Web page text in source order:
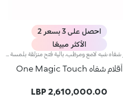
احصل على 3 بسعر 2
الأكثر مبيعًا
أقلام شفاه One Magic Touch
2,610,000.00 LBP